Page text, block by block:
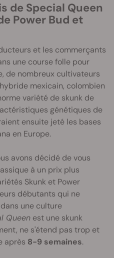
de Special Queen
Power Bud et
et les commerçants
une course folle pour
de nombreux cultivateurs
mexicain, colombien
variété de skunk de
génétiques de
ensuite jeté les bases
en Europe.
avons décidé de vous
à un prix plus
Skunk et Power
débutants qui ne
une culture
Queen est une skunk
ne s'étend pas trop et
après 8-9 semaines.